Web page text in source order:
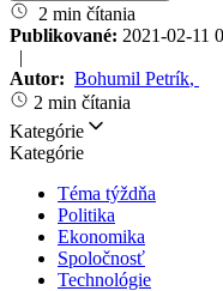
2 min čítania
Publikované: 2021-02-11
|
Autor: Bohumil Petrík,
2 min čítania
Kategórie
Kategórie
Téma týždňa
Politika
Ekonomika
Spoločnosť
Technológie